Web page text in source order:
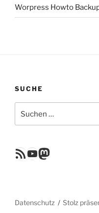
Worpress Howto
SUCHE
nach:
RSS FeedYouTube
Mastodon
Datenschutz Stolz